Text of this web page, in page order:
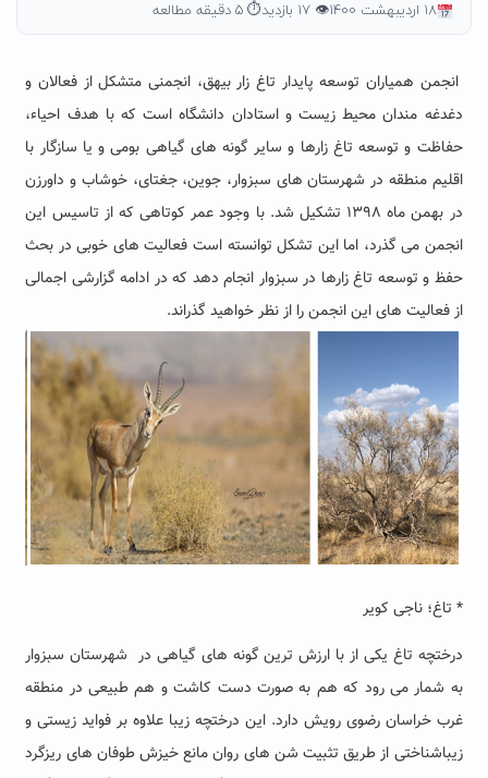
۱۸ اردیبهشت ۱۴۰۰ 👁 ۱۷ بازدید ⏱ ۵ دقیقه مطالعه
انجمن همیاران توسعه پایدار تاغ زار بیهق، انجمنی متشکل از فعالان و
دغدغه مندان محیط زیست و استادان دانشگاه است که با هدف احیاء،
حفاظت و توسعه تاغ زارها و سایر گونه های گیاهی بومی و یا سازگار با
اقلیم منطقه در شهرستان های سبزوار، جوین، جغتای، خوشاب و داورزن
در بهمن ماه ۱۳۹۸ تشکیل شد. با وجود عمر کوتاهی که از تاسیس این
انجمن می گذرد، اما این تشکل توانسته است فعالیت های خوبی در بحث
حفظ و توسعه تاغ زارها در سبزوار انجام دهد که در ادامه گزارشی اجمالی
از فعالیت های این انجمن را از نظر خواهید گذراند.
* تاغ؛ ناجی کویر
درختچه تاغ یکی از با ارزش ترین گونه های گیاهی در شهرستان سبزوار
به شمار می رود که هم به صورت دست کاشت و هم طبیعی در منطقه
غرب خراسان رضوی رویش دارد. این درختچه زیبا علاوه بر فواید زیستی و
زیباشناختی از طریق تثبیت شن های روان مانع خیزش طوفان های ریزگرد